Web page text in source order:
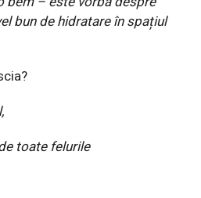
bun de hidratare în spațiul
toate felurile